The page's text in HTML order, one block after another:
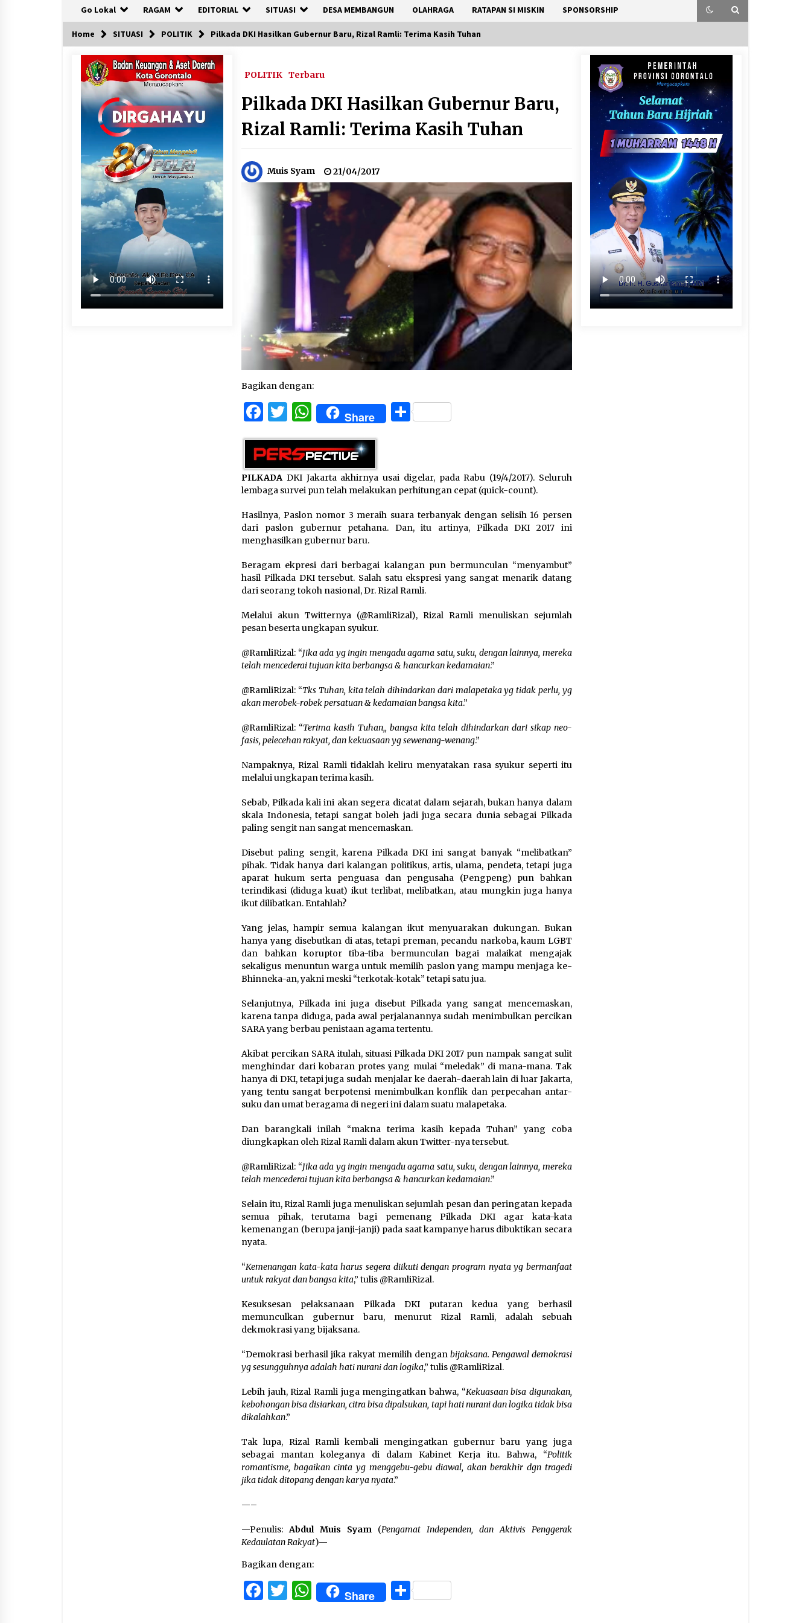
Go Lokal RAGAM EDITORIAL SITUASI DESA MEMBANGUN OLAHRAGA RATAPAN SI MISKIN SPONSORSHIP
Home SITUASI POLITIK Pilkada DKI Hasilkan Gubernur Baru, Rizal Ramli: Terima Kasih Tuhan
POLITIK Terbaru
Pilkada DKI Hasilkan Gubernur Baru,
Rizal Ramli: Terima Kasih Tuhan
Muis Syam 21/04/2017
Bagikan dengan:
Facebook
Twitter
WhatsApp
Share Share
PILKADA DKI Jakarta akhirnya usai digelar, pada Rabu (19/4/2017). Seluruh
lembaga survei pun telah melakukan perhitungan cepat (quick-count).
Hasilnya, Paslon nomor 3 meraih suara terbanyak dengan selisih 16 persen
dari paslon gubernur petahana. Dan, itu artinya, Pilkada DKI 2017 ini
menghasilkan gubernur baru.
Beragam ekpresi dari berbagai kalangan pun bermunculan “menyambut”
hasil Pilkada DKI tersebut. Salah satu ekspresi yang sangat menarik datang
dari seorang tokoh nasional, Dr. Rizal Ramli.
Melalui akun Twitternya (@RamliRizal), Rizal Ramli menuliskan sejumlah
pesan beserta ungkapan syukur.
@RamliRizal: “Jika ada yg ingin mengadu agama satu, suku, dengan lainnya, mereka
telah mencederai tujuan kita berbangsa & hancurkan kedamaian.”
@RamliRizal: “Tks Tuhan, kita telah dihindarkan dari malapetaka yg tidak perlu, yg
akan merobek-robek persatuan & kedamaian bangsa kita.”
@RamliRizal: “Terima kasih Tuhan,, bangsa kita telah dihindarkan dari sikap neo-
fasis, pelecehan rakyat, dan kekuasaan yg sewenang-wenang.”
Nampaknya, Rizal Ramli tidaklah keliru menyatakan rasa syukur seperti itu
melalui ungkapan terima kasih.
Sebab, Pilkada kali ini akan segera dicatat dalam sejarah, bukan hanya dalam
skala Indonesia, tetapi sangat boleh jadi juga secara dunia sebagai Pilkada
paling sengit nan sangat mencemaskan.
Disebut paling sengit, karena Pilkada DKI ini sangat banyak “melibatkan”
pihak. Tidak hanya dari kalangan politikus, artis, ulama, pendeta, tetapi juga
aparat hukum serta penguasa dan pengusaha (Pengpeng) pun bahkan
terindikasi (diduga kuat) ikut terlibat, melibatkan, atau mungkin juga hanya
ikut dilibatkan. Entahlah?
Yang jelas, hampir semua kalangan ikut menyuarakan dukungan. Bukan
hanya yang disebutkan di atas, tetapi preman, pecandu narkoba, kaum LGBT
dan bahkan koruptor tiba-tiba bermunculan bagai malaikat mengajak
sekaligus menuntun warga untuk memilih paslon yang mampu menjaga ke-
Bhinneka-an, yakni meski “terkotak-kotak” tetapi satu jua.
Selanjutnya, Pilkada ini juga disebut Pilkada yang sangat mencemaskan,
karena tanpa diduga, pada awal perjalanannya sudah menimbulkan percikan
SARA yang berbau penistaan agama tertentu.
Akibat percikan SARA itulah, situasi Pilkada DKI 2017 pun nampak sangat sulit
menghindar dari kobaran protes yang mulai “meledak” di mana-mana. Tak
hanya di DKI, tetapi juga sudah menjalar ke daerah-daerah lain di luar Jakarta,
yang tentu sangat berpotensi menimbulkan konflik dan perpecahan antar-
suku dan umat beragama di negeri ini dalam suatu malapetaka.
Dan barangkali inilah “makna terima kasih kepada Tuhan” yang coba
diungkapkan oleh Rizal Ramli dalam akun Twitter-nya tersebut.
@RamliRizal: “Jika ada yg ingin mengadu agama satu, suku, dengan lainnya, mereka
telah mencederai tujuan kita berbangsa & hancurkan kedamaian.”
Selain itu, Rizal Ramli juga menuliskan sejumlah pesan dan peringatan kepada
semua pihak, terutama bagi pemenang Pilkada DKI agar kata-kata
kemenangan (berupa janji-janji) pada saat kampanye harus dibuktikan secara
nyata.
“Kemenangan kata-kata harus segera diikuti dengan program nyata yg bermanfaat
untuk rakyat dan bangsa kita,” tulis @RamliRizal.
Kesuksesan pelaksanaan Pilkada DKI putaran kedua yang berhasil
memunculkan gubernur baru, menurut Rizal Ramli, adalah sebuah
dekmokrasi yang bijaksana.
“Demokrasi berhasil jika rakyat memilih dengan bijaksana. Pengawal demokrasi
yg sesungguhnya adalah hati nurani dan logika,” tulis @RamliRizal.
Lebih jauh, Rizal Ramli juga mengingatkan bahwa, “Kekuasaan bisa digunakan,
kebohongan bisa disiarkan, citra bisa dipalsukan, tapi hati nurani dan logika tidak bisa
dikalahkan.”
Tak lupa, Rizal Ramli kembali mengingatkan gubernur baru yang juga
sebagai mantan koleganya di dalam Kabinet Kerja itu. Bahwa, “Politik
romantisme, bagaikan cinta yg menggebu-gebu diawal, akan berakhir dgn tragedi
jika tidak ditopang dengan karya nyata.”
—–
—Penulis:Abdul Muis Syam (Pengamat Independen, dan Aktivis Penggerak
Kedaulatan Rakyat)—
Bagikan dengan:
Facebook
Twitter
WhatsApp
Share Share